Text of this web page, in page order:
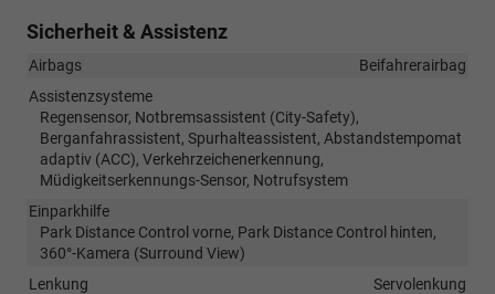
Sicherheit & Assistenz
Airbags
Beifahrerairbag
Assistenzsysteme
Regensensor, Notbremsassistent (City-Safety),
Berganfahrassistent, Spurhalteassistent, Abstandstempomat
adaptiv (ACC), Verkehrzeichenerkennung,
Müdigkeitserkennungs-Sensor, Notrufsystem
Einparkhilfe
Park Distance Control vorne, Park Distance Control hinten,
360°-Kamera (Surround View)
Lenkung
Servolenkung